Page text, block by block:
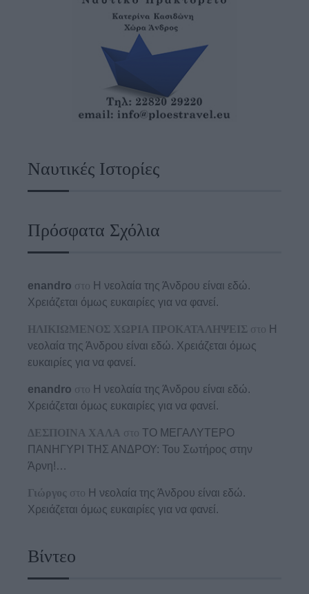
Ναυτικές Ιστορίες
Πρόσφατα Σχόλια
enandro στο Η νεολαία της Άνδρου είναι εδώ.
Χρειάζεται όμως ευκαιρίες για να φανεί.
ΗΛΙΚΙΩΜΕΝΟΣ ΧΩΡΙΑ ΠΡΟΚΑΤΑΛΗΨΕΙΣ στο Η
νεολαία της Άνδρου είναι εδώ. Χρειάζεται όμως
ευκαιρίες για να φανεί.
enandro στο Η νεολαία της Άνδρου είναι εδώ.
Χρειάζεται όμως ευκαιρίες για να φανεί.
ΔΕΣΠΟΙΝΑ ΧΑΛΑ στο ΤΟ ΜΕΓΑΛΥΤΕΡΟ
ΠΑΝΗΓΥΡΙ ΤΗΣ ΑΝΔΡΟΥ: Του Σωτήρος στην
Άρνη!…
Γιώργος στο Η νεολαία της Άνδρου είναι εδώ.
Χρειάζεται όμως ευκαιρίες για να φανεί.
Βίντεο